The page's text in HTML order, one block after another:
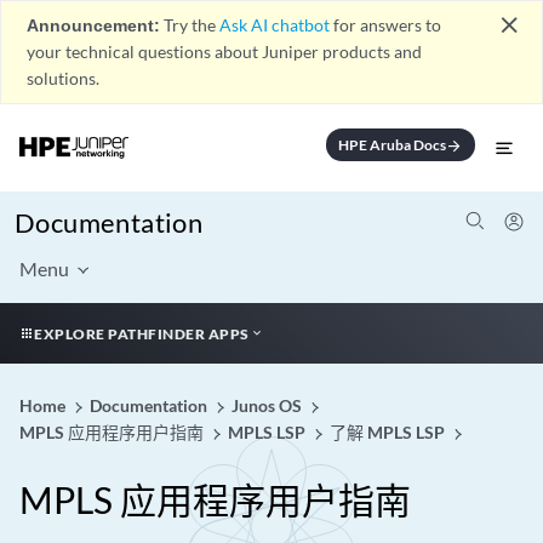
Announcement: Try theAsk AI chatbotfor answers to
your technical questions about Juniper products and
solutions.
close
HPE Aruba Docsarrow_forward
Documentation
Menu
EXPLORE PATHFINDER APPS
Home Documentation
Junos OS
MPLS 应用程序用户指南
MPLS LSP 了解 MPLS LSP
MPLS 应用程序用户指南